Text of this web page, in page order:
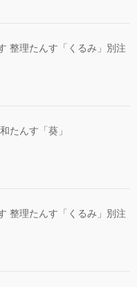
整理たんす「くるみ」別注
たんす「葵」
整理たんす「くるみ」別注